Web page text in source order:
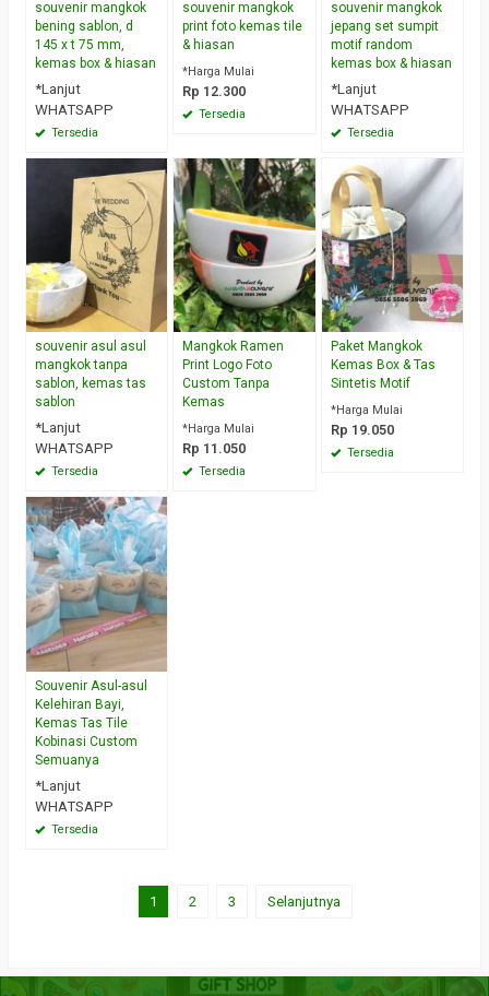
souvenir mangkok
bening sablon, d
145 x t 75 mm,
kemas box & hiasan
*Lanjut
WHATSAPP
Tersedia
souvenir mangkok
print foto kemas tile
& hiasan
*Harga Mulai
Rp 12.300
Tersedia
souvenir mangkok
jepang set sumpit
motif random
kemas box & hiasan
*Lanjut
WHATSAPP
Tersedia
souvenir asul asul
mangkok tanpa
sablon, kemas tas
sablon
*Lanjut
WHATSAPP
Tersedia
Mangkok Ramen
Print Logo Foto
Custom Tanpa
Kemas
*Harga Mulai
Rp 11.050
Tersedia
Paket Mangkok
Kemas Box & Tas
Sintetis Motif
*Harga Mulai
Rp 19.050
Tersedia
Souvenir Asul-asul
Kelehiran Bayi,
Kemas Tas Tile
Kobinasi Custom
Semuanya
*Lanjut
WHATSAPP
Tersedia
1 2 3 Selanjutnya